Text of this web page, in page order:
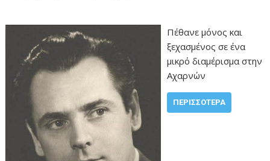
Πέθανε μόνος και
ξεχασμένος σε ένα
μικρό διαμέρισμα στην
Αχαρνών
ΠΕΡΙΣΣΌΤΕΡΑ